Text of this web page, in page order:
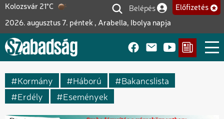
Ugrás
tartalomra
Kolozsvár 21°C
2026. augusztus 7. péntek , Arabella, Ibolya napja
Felhasználói fiók
Belépés Előfizetés
Kormány Háború
Bakancslista
Erdély
Események